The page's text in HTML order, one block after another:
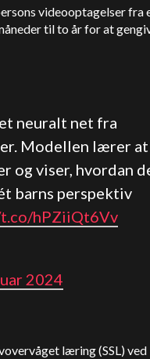
videooptagelser fra
til to år for at
neuralt net fra
Modellen lærer at
og viser, hvordan
barns perspektiv
hPZiiQt6Vv
2024
læring (SSL) ved